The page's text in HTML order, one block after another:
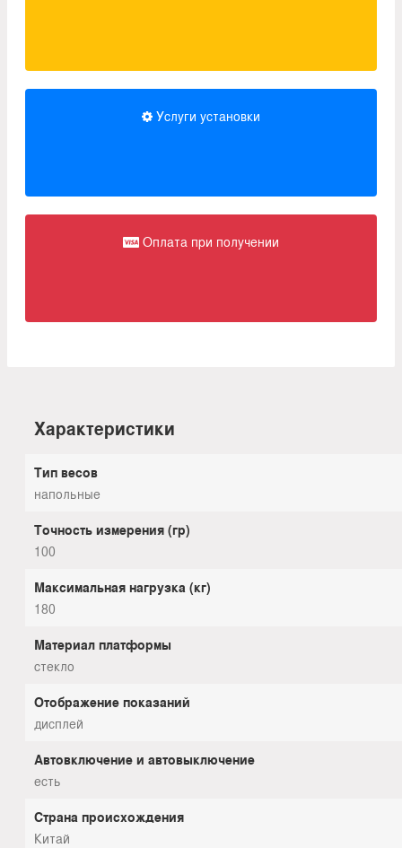
Услуги установки
Оплата при получении
Характеристики
Тип весов
напольные
Точность измерения (гр)
100
Максимальная нагрузка (кг)
180
Материал платформы
стекло
Отображение показаний
дисплей
Автовключение и автовыключение
есть
Страна происхождения
Китай